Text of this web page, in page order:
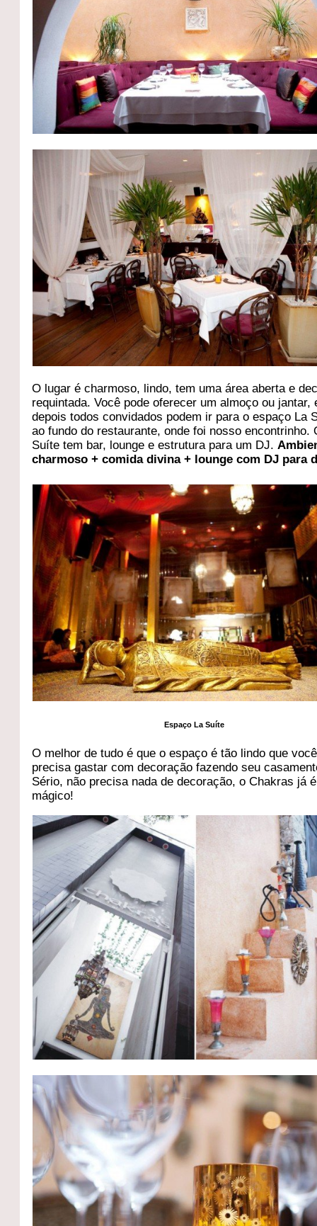
O lugar é charmoso, lindo, tem uma área aberta e
requintada. Você pode oferecer um almoço ou jantar,
depois todos convidados podem ir para o espaço La
ao fundo do restaurante, onde foi nosso encontrinho.
Suíte tem bar, lounge e estrutura para um DJ.
charmoso + comida divina + lounge com DJ para
Espaço La Suíte
O melhor de tudo é que o espaço é tão lindo que
precisa gastar com decoração fazendo seu
Sério, não precisa nada de decoração, o Chakras já é
mágico!